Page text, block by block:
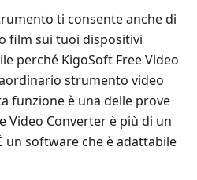
ti consente anche di
film sui tuoi dispositivi
perché KigoSoft Free Video
strumento video
funzione è una delle prove
Video Converter è più di un
un software che è adattabile